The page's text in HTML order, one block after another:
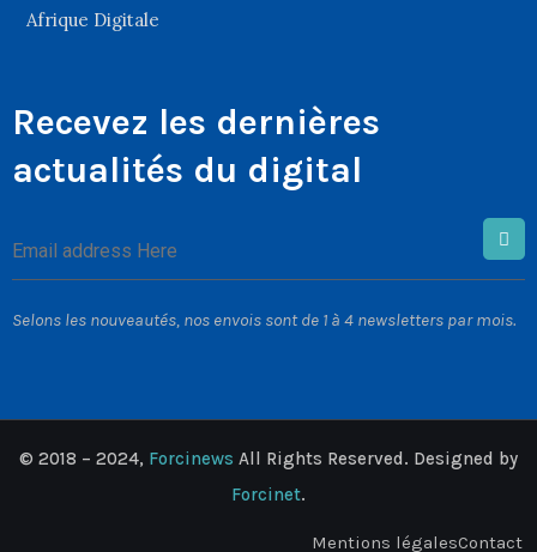
Afrique Digitale
Recevez les dernières
actualités du digital
Selons les nouveautés, nos envois sont de 1 à 4 newsletters par mois.
© 2018 – 2024, Forcinews All Rights Reserved. Designed by
Forcinet.
Mentions légalesContact